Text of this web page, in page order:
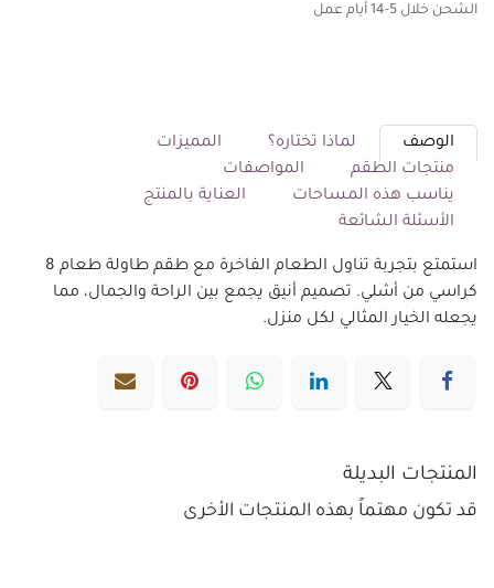
الشحن خلال 5-14 أيام عمل
الوصف لماذا تختاره؟
المميزات
منتجات الطقم
المواصفات
يناسب هذه المساحات
العناية بالمنتج
الأسئلة الشائعة
استمتع بتجربة تناول الطعام الفاخرة مع طقم طاولة طعام 8
كراسي من أشلي. تصميم أنيق يجمع بين الراحة والجمال، مما
يجعله الخيار المثالي لكل منزل.
المنتجات البديلة
قد تكون مهتماً بهذه المنتجات الأخرى